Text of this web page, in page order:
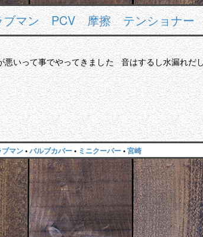
マン PCV 摩擦 テンショナ
悪いって事でやってきました 音はするし水漏れ
ブマン•バルブカバー• ミニクーパー•宮崎